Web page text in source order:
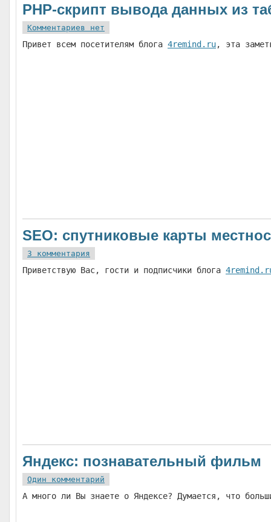
PHP-скрипт вывода данных из
Комментариев нет
Привет всем посетителям блога 4remind.ru, эта
SEO: спутниковые карты
3 комментария
Приветствую Вас, гости и подписчики блога
Яндекс: познавательный фильм
Один комментарий
А много ли Вы знаете о Яндексе? Думается, что